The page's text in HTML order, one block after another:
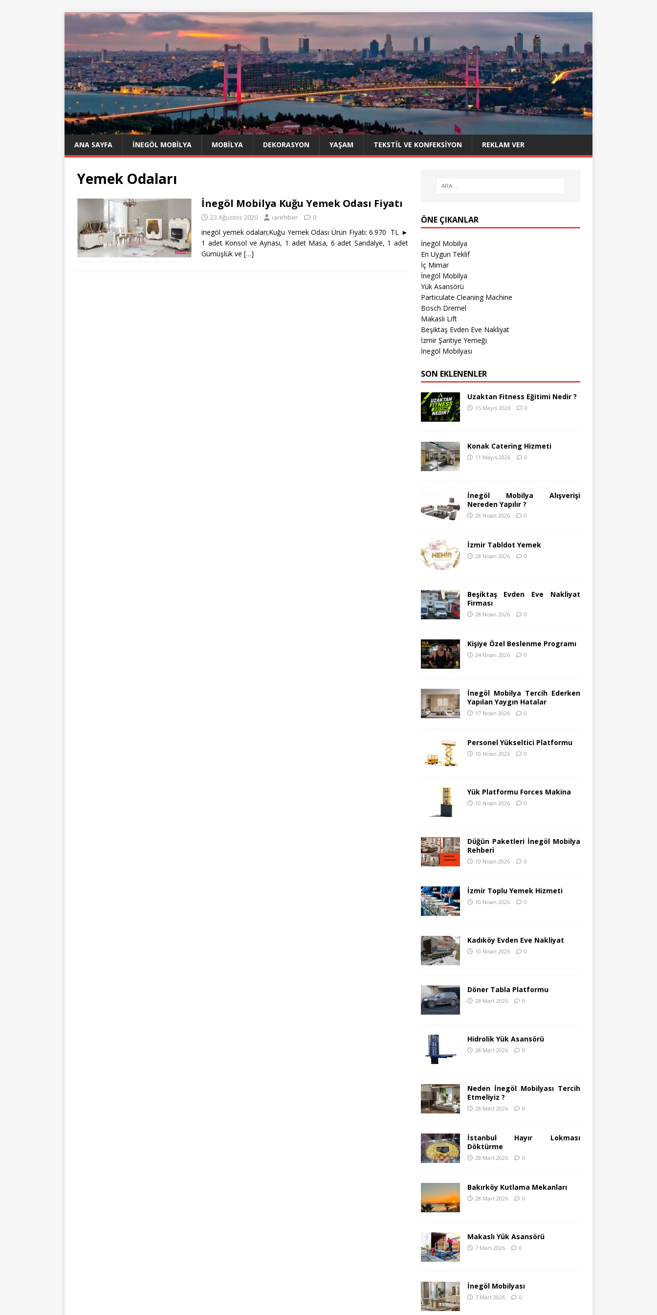
ANA SAYFA İNEGÖL MOBILYA MOBILYA DEKORASYON YAŞAM TEKSTIL VE KONFEKSIYON REKLAM VER
Yemek Odaları
İnegöl Mobilya Kuğu Yemek Odası Fiyatı
23 Ağustos 2020 iarehber 0
inegöl yemek odaları;Kuğu Yemek Odası Ürün Fiyatı: 6.970 TL ►
1 adet Konsol ve Aynası, 1 adet Masa, 6 adet Sandalye, 1 adet
Gümüşlük ve […]
ÖNE ÇIKANLAR
İnegöl Mobilya
En Uygun Teklif
İç Mimar
İnegöl Mobilya
Yük Asansörü
Particulate Cleaning Machine
Bosch Dremel
Makaslı Lift
Beşiktaş Evden Eve Nakliyat
İzmir Şantiye Yemeği
İnegöl Mobilyası
SON EKLENENLER
Uzaktan Fitness Eğitimi Nedir ?
15 Mayıs 2026 0
Konak Catering Hizmeti
11 Mayıs 2026 0
İnegöl Mobilya Alışverişi
Nereden Yapılır ?
28 Nisan 2026 0
İzmir Tabldot Yemek
28 Nisan 2026 0
Beşiktaş Evden Eve Nakliyat
Firması
28 Nisan 2026 0
Kişiye Özel Beslenme Programı
24 Nisan 2026 0
İnegöl Mobilya Tercih Ederken
Yapılan Yaygın Hatalar
17 Nisan 2026 0
Personel Yükseltici Platformu
10 Nisan 2026 0
Yük Platformu Forces Makina
10 Nisan 2026 0
Düğün Paketleri İnegöl Mobilya
Rehberi
10 Nisan 2026 0
İzmir Toplu Yemek Hizmeti
10 Nisan 2026 0
Kadıköy Evden Eve Nakliyat
10 Nisan 2026 0
Döner Tabla Platformu
28 Mart 2026 0
Hidrolik Yük Asansörü
28 Mart 2026 0
Neden İnegöl Mobilyası Tercih
Etmeliyiz ?
28 Mart 2026 0
İstanbul Hayır Lokması
Döktürme
28 Mart 2026 0
Bakırköy Kutlama Mekanları
28 Mart 2026 0
Makaslı Yük Asansörü
7 Mart 2026 0
İnegöl Mobilyası
7 Mart 2026 0